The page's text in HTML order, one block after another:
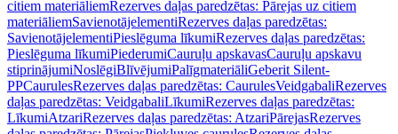
citiem materiāliemRezerves daļas paredzētas: Pārejas uz citiem
materiāliemSavienotājelementiRezerves daļas paredzētas:
SavienotājelementiPieslēguma līkumiRezerves daļas paredzētas:
Pieslēguma līkumiPiederumiCauruļu apskavasCauruļu apskavu
stiprinājumiNoslēgiBlīvējumiPalīgmateriāliGeberit Silent-
PPCaurulesRezerves daļas paredzētas: CaurulesVeidgabaliRezerves
daļas paredzētas: VeidgabaliLīkumiRezerves daļas paredzētas:
LīkumiAtzariRezerves daļas paredzētas: AtzariPārejasRezerves